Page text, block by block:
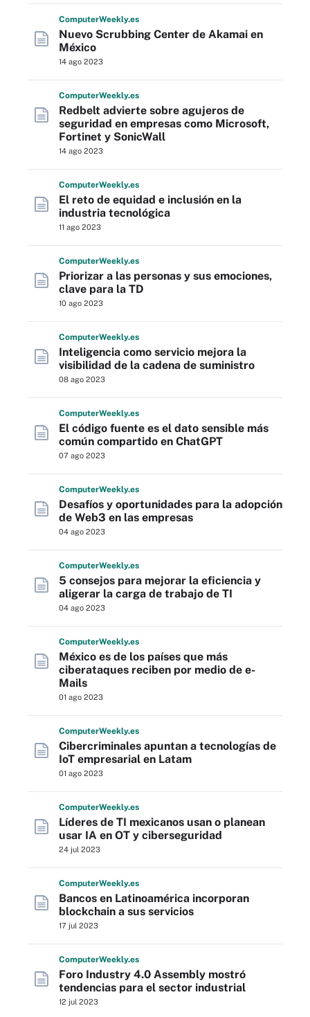
ComputerWeekly.es
Nuevo Scrubbing Center de Akamai en
México
14 ago 2023
ComputerWeekly.es
Redbelt advierte sobre agujeros de
seguridad en empresas como Microsoft,
Fortinet y SonicWall
14 ago 2023
ComputerWeekly.es
El reto de equidad e inclusión en la
industria tecnológica
11 ago 2023
ComputerWeekly.es
Priorizar a las personas y sus emociones,
clave para la TD
10 ago 2023
ComputerWeekly.es
Inteligencia como servicio mejora la
visibilidad de la cadena de suministro
08 ago 2023
ComputerWeekly.es
El código fuente es el dato sensible más
común compartido en ChatGPT
07 ago 2023
ComputerWeekly.es
Desafíos y oportunidades para la adopción
de Web3 en las empresas
04 ago 2023
ComputerWeekly.es
5 consejos para mejorar la eficiencia y
aligerar la carga de trabajo de TI
04 ago 2023
ComputerWeekly.es
México es de los países que más
ciberataques reciben por medio de e-
Mails
01 ago 2023
ComputerWeekly.es
Cibercriminales apuntan a tecnologías de
IoT empresarial en Latam
01 ago 2023
ComputerWeekly.es
Líderes de TI mexicanos usan o planean
usar IA en OT y ciberseguridad
24 jul 2023
ComputerWeekly.es
Bancos en Latinoamérica incorporan
blockchain a sus servicios
17 jul 2023
ComputerWeekly.es
Foro Industry 4.0 Assembly mostró
tendencias para el sector industrial
12 jul 2023